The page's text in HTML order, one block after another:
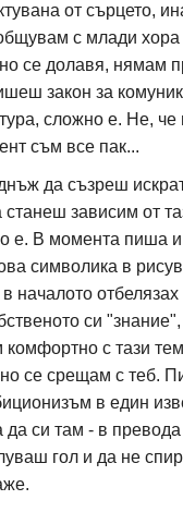
от сърцето,
с млади хора
се долавя, нямам
закон за
сложно е. Не, че
съм все пак...
да съзреш
станеш зависим от
е. В момента пиша и
символика в
началото отбелязах
си
комфортно с тази
се срещам с теб.
в един
да си там - в
гол и да не